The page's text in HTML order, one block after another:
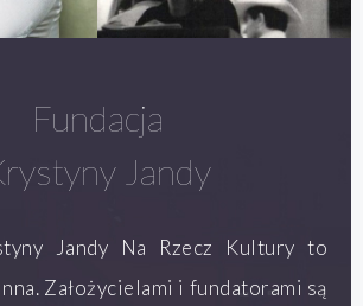
Fundacja
Jandy
Jandy Na Rzecz Kultury to
Założycielami i fundatorami są